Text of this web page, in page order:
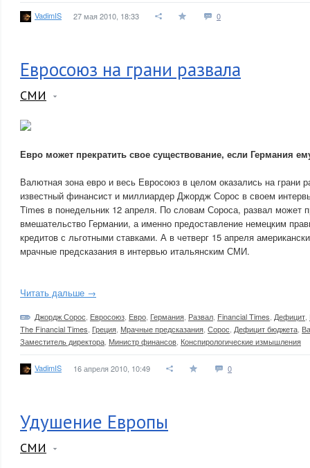
VadimIS 27 мая 2010, 18:33 0
Евросоюз на грани развала
СМИ
Евро может прекратить свое существование, если Германия
Валютная зона евро и весь Евросоюз в целом оказались на грани
известный финансист и миллиардер Джордж Сорос в своем
Times в понедельник 12 апреля. По словам Сороса, развал может
вмешательство Германии, а именно предоставление немецким
кредитов с льготными ставками. А в четверг 15 апреля
мрачные предсказания в интервью итальянским СМИ.
Читать дальше →
Джордж Сорос Евросоюз Евро Германия Развал Financial Times Дефицит
The Financial Times Греция Мрачные предсказания Сорос Дефицит бюджета
Заместитель директора Министр финансов Конспирологические измышления
VadimIS 16 апреля 2010, 10:49 0
Удушение Европы
СМИ